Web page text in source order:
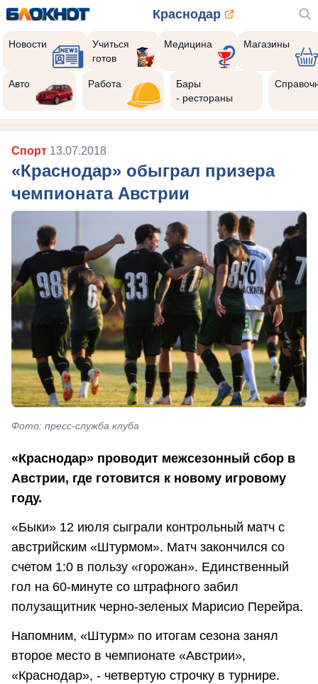
Краснодар
Новости
Учиться
готов
Медицина Магазины
Авто Работа
Бары
- рестораны
Спорт 13.07.2018
«Краснодар» обыграл призера
чемпионата Австрии
Фото: пресс-служба клуба
«Краснодар» проводит межсезонный сбор в
Австрии, где готовится к новому игровому
году.
«Быки» 12 июля сыграли контрольный матч с
австрийским «Штурмом». Матч закончился со
счетом 1:0 в пользу «горожан». Единственный
гол на 60-минуте со штрафного забил
полузащитник черно-зеленых Марисио Перейра.
Напомним, «Штурм» по итогам сезона занял
второе место в чемпионате «Австрии»,
«Краснодар», - четвертую строчку в турнире.